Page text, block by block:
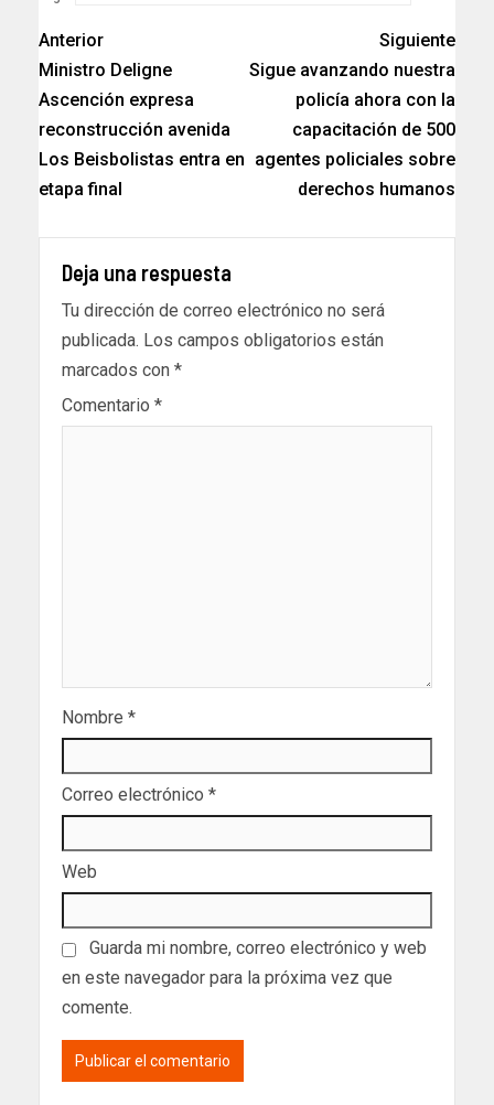
Anterior
Ministro Deligne
Ascención expresa
reconstrucción avenida
Los Beisbolistas entra en
etapa final
Siguiente
Sigue avanzando nuestra
policía ahora con la
capacitación de 500
agentes policiales sobre
derechos humanos
Deja una respuesta
Tu dirección de correo electrónico no será
publicada. Los campos obligatorios están
marcados con *
Comentario *
Nombre *
Correo electrónico *
Web
Guarda mi nombre, correo electrónico y web
en este navegador para la próxima vez que
comente.